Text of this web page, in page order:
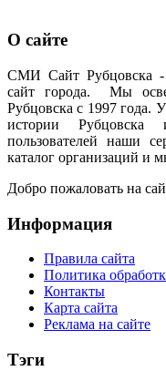
О сайте
СМИ Сайт Рубцовска -
сайт города. Мы
Рубцовска с 1997 года.
истории
пользователей наши
каталог организаций и
Добро пожаловать на
Информация
Правила сайта
Политика
Контакты
Карта сайта
Реклама на сайте
Тэги